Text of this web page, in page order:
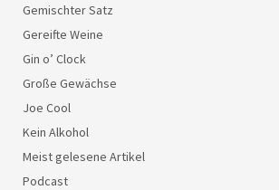
Gemischter Satz
Gereifte Weine
Gin o’ Clock
Große Gewächse
Joe Cool
Kein Alkohol
Meist gelesene Artikel
Podcast